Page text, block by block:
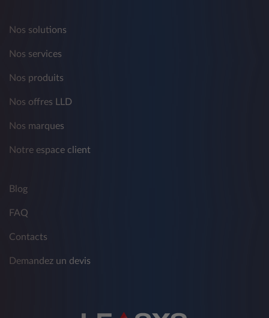
Nos solutions
Nos services
Nos produits
Nos offres LLD
Nos marques
Notre espace client
Blog
FAQ
Contacts
Demandez un devis